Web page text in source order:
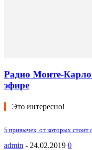
Радио Монте-
эфире
Это интересно!
5 привычек, от которых стоит
admin - 24.02.2019 0